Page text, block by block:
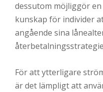
dessutom möjliggör
kunskap för individer
angående sina
För att ytterligare
är det lämpligt att